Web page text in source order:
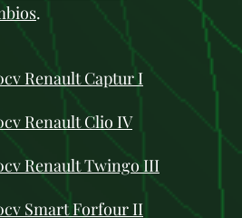
.
Renault Captur I
Renault Clio IV
Renault Twingo III
Smart Forfour II